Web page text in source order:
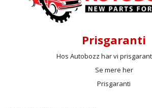
Prisgaranti
Hos Autobozz har vi
Se mere her
Prisgaranti